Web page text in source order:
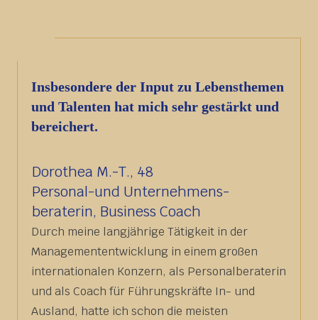
Insbesondere der Input zu Lebensthemen
und Talenten hat mich sehr gestärkt und
bereichert.
Dorothea M.-T., 48
Personal-und Unternehmens-
beraterin, Business Coach
Durch meine langjährige Tätigkeit in der
Managemententwicklung in einem großen
internationalen Konzern, als Personalberaterin
und als Coach für Führungskräfte In- und
Ausland, hatte ich schon die meisten